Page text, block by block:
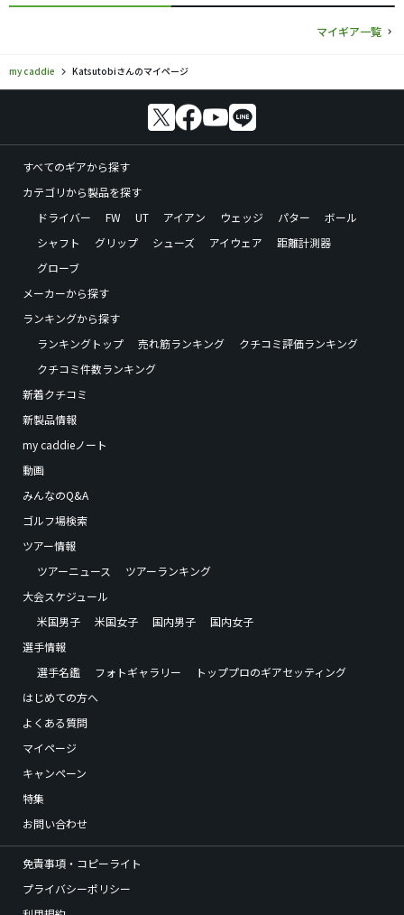
マイギア一覧
my caddie Katsutobiさんのマイページ
すべてのギアから探す
カテゴリから製品を探す
ドライバー
FW UT アイアン ウェッジ パター
ボール
シャフト
グリップ シューズ アイウェア
距離計測器
グローブ
メーカーから探す
ランキングから探す
ランキングトップ
売れ筋ランキング
クチコミ評価ランキング
クチコミ件数ランキング
新着クチコミ
新製品情報
my caddieノート
動画
みんなのQ&A
ゴルフ場検索
ツアー情報
ツアーニュース
ツアーランキング
大会スケジュール
米国男子
米国女子 国内男子
国内女子
選手情報
選手名鑑
フォトギャラリー
トッププロのギアセッティング
はじめての方へ
よくある質問
マイページ
キャンペーン
特集
お問い合わせ
免責事項・コピーライト
プライバシーポリシー